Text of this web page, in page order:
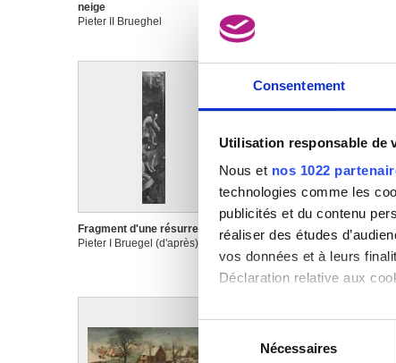
Consentement
Utilisation responsable de
Nous et nos 1022
technologies comme les
publicités et du contenu
réaliser des études
vos données et à leurs
Déclaration relative aux
Si vous le permettez, nous
Collecter des
Sélection
du
Nécessaires
neige
Pieter II Brueghel
Fragment d'une résurrection
Pieter I Bruegel (d'après)
L'adoration des mages
Pieter I Bruegel